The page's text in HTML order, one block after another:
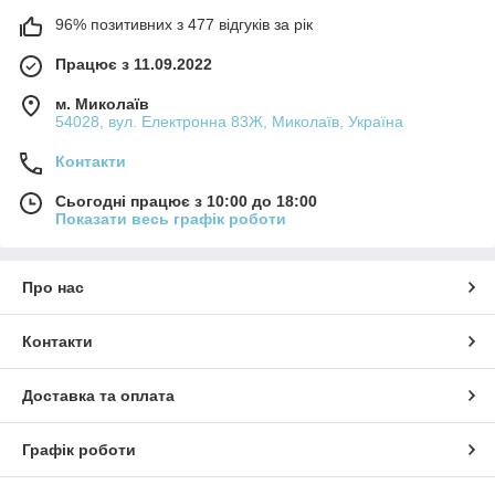
96% позитивних з 477 відгуків за рік
Працює з 11.09.2022
м. Миколаїв
54028, вул. Електронна 83Ж, Миколаїв, Україна
Контакти
Сьогодні працює з 10:00 до 18:00
Показати весь графік роботи
Про нас
Контакти
Доставка та оплата
Графік роботи